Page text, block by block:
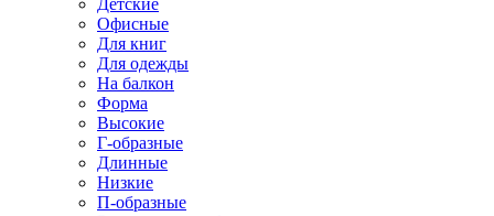
Детские
Офисные
Для книг
Для одежды
На балкон
Форма
Высокие
Г-образные
Длинные
Низкие
П-образные